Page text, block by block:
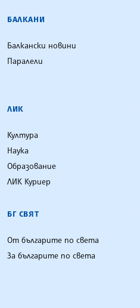
БАЛКАНИ
Балкански новини
Паралели
ЛИК
Култура
Наука
Образование
ЛИК Куриер
БГ СВЯТ
От българите по света
За българите по света